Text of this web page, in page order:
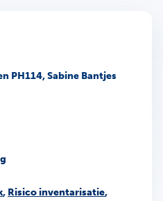
PH114, Sabine Bantjes
, Risico inventarisatie,